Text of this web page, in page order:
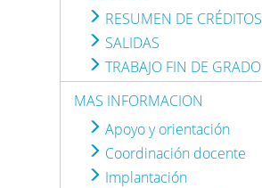
RESUMEN DE CRÉDITOS
SALIDAS
TRABAJO FIN DE GRADO
MAS INFORMACION
Apoyo y orientación
Coordinación docente
Implantación